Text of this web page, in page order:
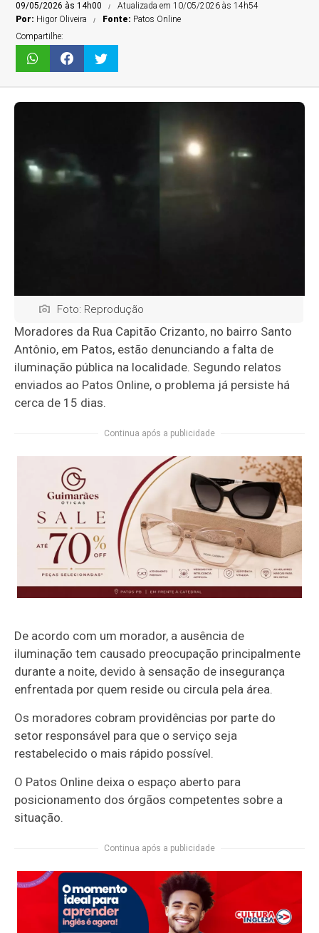
09/05/2026 às 14h00
Atualizada em 10/05/2026 às 14h54
Por: Higor Oliveira Fonte: Patos Online
Compartilhe:
Foto: Reprodução
Moradores da Rua Capitão Crizanto, no bairro Santo
Antônio, em Patos, estão denunciando a falta de
iluminação pública na localidade. Segundo relatos
enviados ao Patos Online, o problema já persiste há
cerca de 15 dias.
Continua após a publicidade
De acordo com um morador, a ausência de
iluminação tem causado preocupação principalmente
durante a noite, devido à sensação de insegurança
enfrentada por quem reside ou circula pela área.
Os moradores cobram providências por parte do
setor responsável para que o serviço seja
restabelecido o mais rápido possível.
O Patos Online deixa o espaço aberto para
posicionamento dos órgãos competentes sobre a
situação.
Continua após a publicidade